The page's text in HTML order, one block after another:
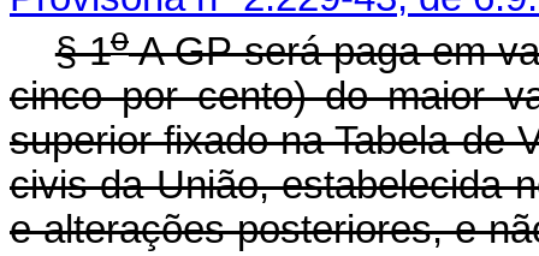
§ 1oA GP será paga em
cinco por cento) do maior
superior fixado na Tabela de
civis da União, estabelecida
e alterações posteriores, e